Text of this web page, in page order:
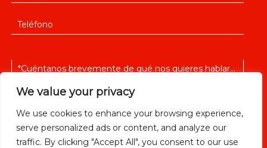
We value your privacy
We use cookies to enhance your browsing experience,
serve personalized ads or content, and analyze our
traffic. By clicking "Accept All", you consent to our use
He leido y acepto la política de privacidad